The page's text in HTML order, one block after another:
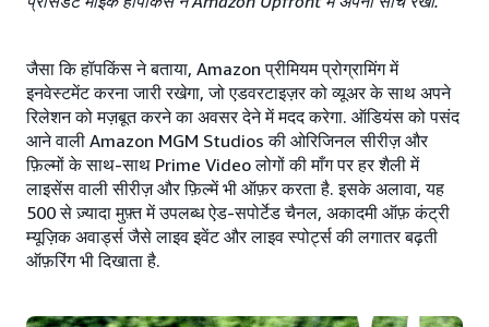
जैसा कि हॉपकिंस ने बताया, Amazon प्रीमियम प्रोग्रामिंग में
इनवेस्टमेंट करना जारी रखेगा, जो एडवरटाइज़र को व्यूअर के साथ अपने
रिलेशन को मज़बूत करने का अवसर देने में मदद करेगा. ऑडियंस को पसंद
आने वाली Amazon MGM Studios की ओरिजिनल सीरीज़ और
फ़िल्मों के साथ-साथ Prime Video लोगों की माँग पर हर शैली में
लाइसेंस वाली सीरीज़ और फ़िल्में भी ऑफ़र करता है. इसके अलावा, यह
500 से ज़्यादा मुफ़्त में उपलब्ध ऐड-सपोर्टेड चैनल, अकादमी ऑफ़ कंट्री
म्यूज़िक अवार्ड्स जैसे लाइव इवेंट और लाइव स्पोर्ट्स की लगातर बढ़ती
ऑफ़रिंग भी दिखाता है.